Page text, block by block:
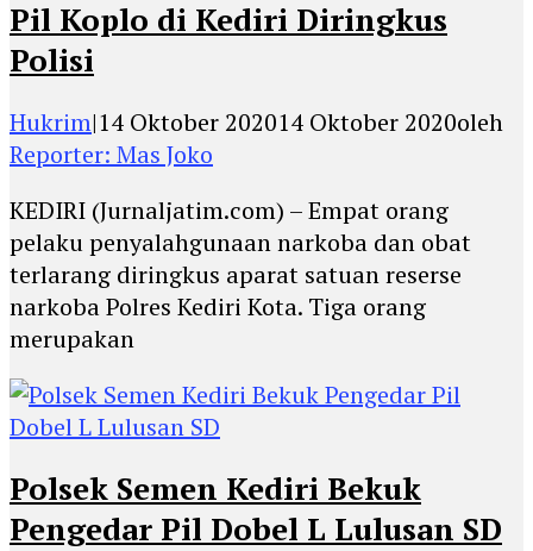
Pil Koplo di Kediri Diringkus
Polisi
Hukrim|14 Oktober 202014 Oktober 2020oleh
Reporter: Mas Joko
KEDIRI (Jurnaljatim.com) – Empat orang
pelaku penyalahgunaan narkoba dan obat
terlarang diringkus aparat satuan reserse
narkoba Polres Kediri Kota. Tiga orang
merupakan
Polsek Semen Kediri Bekuk
Pengedar Pil Dobel L Lulusan SD